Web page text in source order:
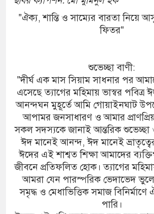
"ঐক্য, শান্তি ও সাম্যের বারতা নিয়ে
ফিতর"
শুভেচ্ছা বাণী:
"দীর্ঘ এক মাস সিয়াম সাধনার পর
এসেছে ত্যাগের মহিমায় ভাস্বর
আনন্দঘন মুহূর্তে আমি গোয়াইনঘাট
আপামর জনসাধারণ ও আমার
সকল সদস্যকে জানাই আন্তরিক
ঈদ মানেই আনন্দ, ঈদ মানেই
ঈদের এই শাশ্বত শিক্ষা আমাদের
জীবনে প্রতিফলিত হোক। ত্যাগের
আমরা যেন পারস্পরিক ভেদাভেদ
সমৃদ্ধ ও মেধাভিত্তিক সমাজ
পারি।